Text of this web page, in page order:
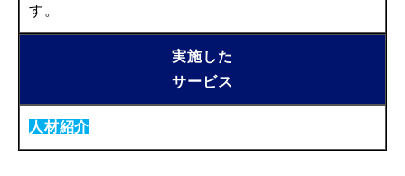
す。
実施した
サービス
人材紹介